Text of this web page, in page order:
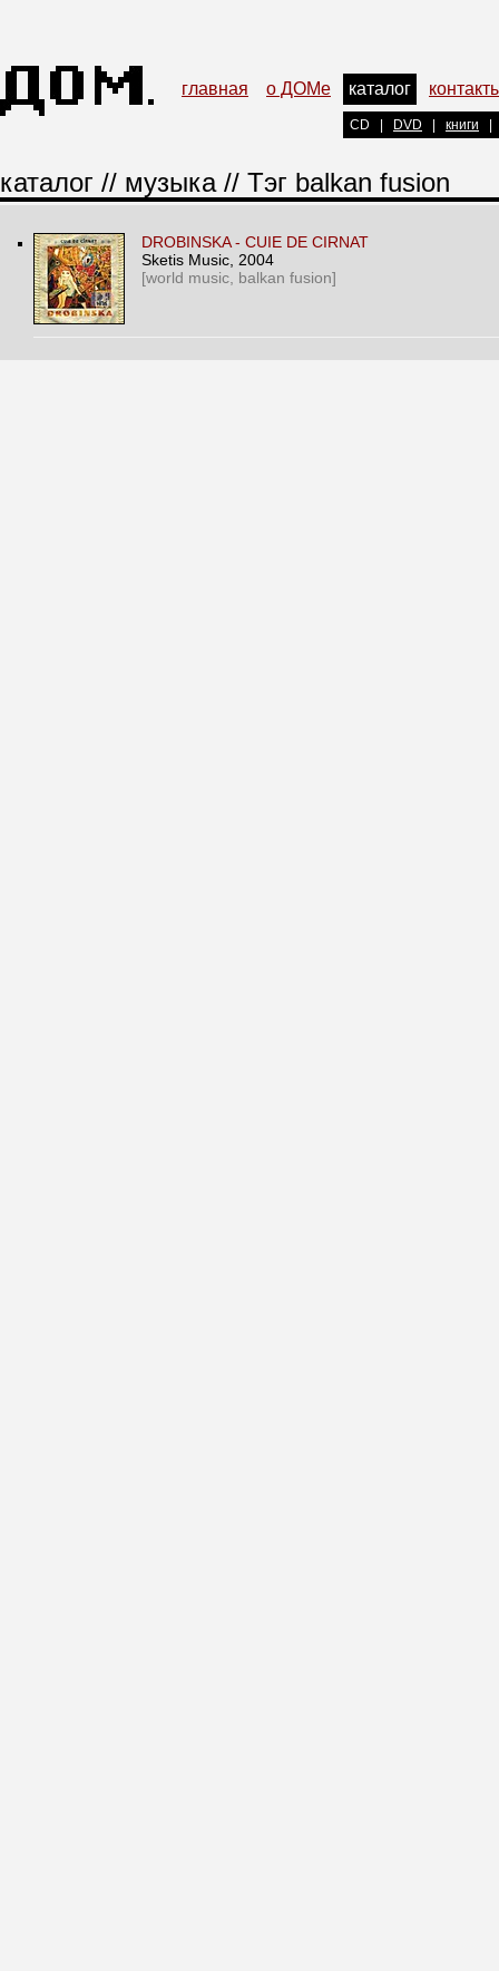
главная о ДОМе каталог
CD DVD книги
каталог // музыка// Тэг balkan fusion
DROBINSKA - CUIE DE CIRNAT
Sketis Music , 2004
[world music, balkan fusion]